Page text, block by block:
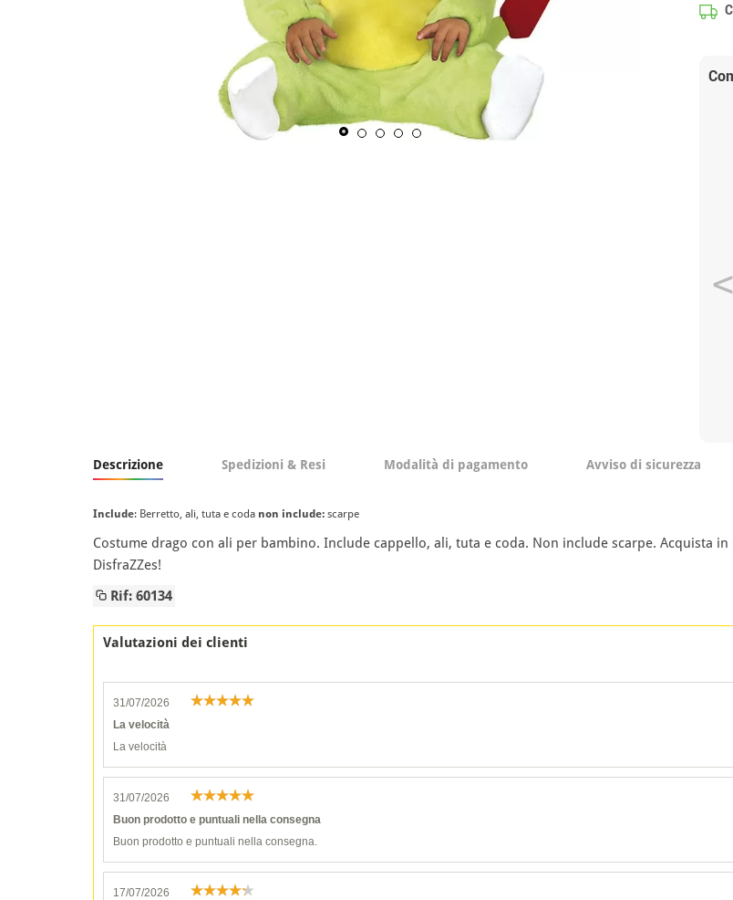
Descrizione Spedizioni & Resi Modalità di pagamento Avviso di sicurezza
Include: Berretto, ali, tuta e coda non include: scarpe
Costume drago con ali per bambino. Include cappello, ali, tuta e coda. Non include scarpe. Acquista
DisfraZZes!
Rif: 60134
Valutazioni dei clienti
31/07/2026
La velocità
La velocità
31/07/2026
Buon prodotto e puntuali nella consegna
Buon prodotto e puntuali nella consegna.
17/07/2026